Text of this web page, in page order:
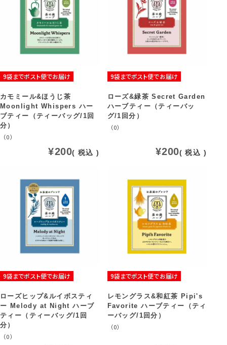
9袋までポスト便でお届け
カモミール&ほうじ茶
Moonlight Whispers ハー
ブティー（ティーバッグ/1回
分）
（0）
¥200 税込
9袋までポスト便でお届け
ローズ&緑茶 Secret Garden
ハーブティー（ティーバッ
グ/1回分）
（0）
¥200 税込
9袋までポスト便でお届け
ローズヒップ&ルイボスティ
ー Melody at Night ハーブ
ティー（ティーバッグ/1回
分）
（0）
9袋までポスト便でお届け
レモングラス&和紅茶 Pipi's
Favorite ハーブティー（ティ
ーバッグ/1回分）
（0）